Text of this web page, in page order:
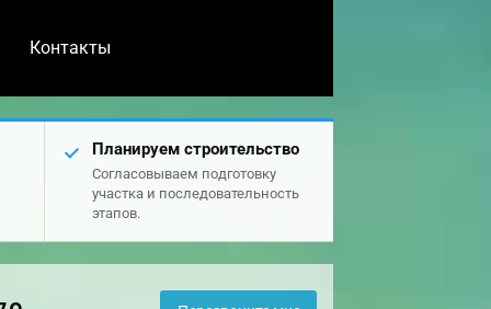
Контакты
Планируем строительство
Согласовываем подготовку
участка и последовательность
этапов.